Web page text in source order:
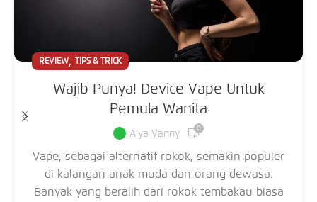
REVIEW, TIPS & TRICK
Wajib Punya! Device Vape Untuk
Pemula Wanita
Alya Vanny 0
Vape, sebagai alternatif rokok, semakin populer
di kalangan anak muda dan orang dewasa.
Banyak yang beralih dari rokok tembakau biasa